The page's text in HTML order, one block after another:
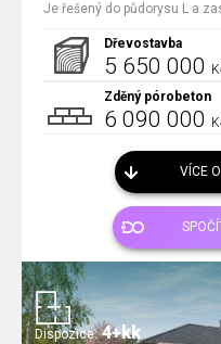
Je řešený do půdorysu L a
Dřevostavba
5 650 000
Zděný pórobeton
6 090 000
VÍCE O
Dispozice: 4+kk